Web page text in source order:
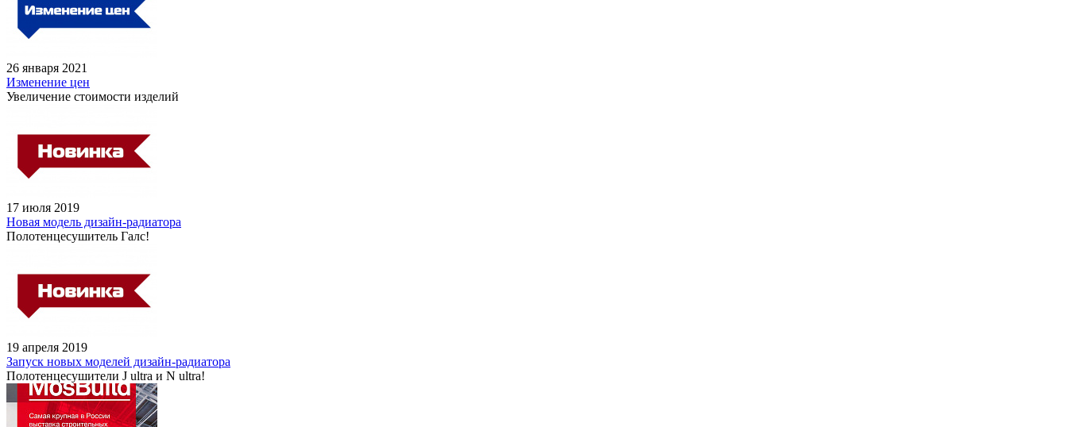
26 января 2021
Изменение цен
Увеличение стоимости изделий
17 июля 2019
Новая модель дизайн-радиатора
Полотенцесушитель Галс!
19 апреля 2019
Запуск новых моделей дизайн-радиатора
Полотенцесушители J ultra и N ultra!